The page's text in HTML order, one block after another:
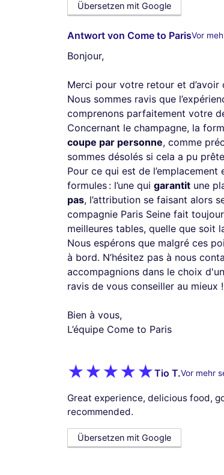
Übersetzen mit Google
Antwort von Come to ParisVor
Bonjour,
Merci pour votre retour et
Nous sommes ravis que
comprenons parfaitement votre
Concernant le champagne, la
coupe par personne, comme
sommes désolés si cela a pu
Pour ce qui est de
formules : l’une qui garantit une
pas, l’attribution se faisant alors
compagnie Paris Seine fait
meilleures tables, quelle que soit
Nous espérons que malgré ces
à bord. N’hésitez pas à nous
accompagnions dans le choix
ravis de vous conseiller au mieux !
Bien à vous,
L’équipe Come to Paris
Tio T.Vor mehr
Great experience, delicious food,
recommended.
Übersetzen mit Google